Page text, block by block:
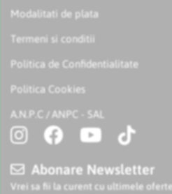
Modalitati de plata
Termeni si conditii
Politica de Confidentialitate
Politica Cookies
A.N.P.C / ANPC - SAL
Abonare Newsletter
Vrei sa fii la curent cu ultimele